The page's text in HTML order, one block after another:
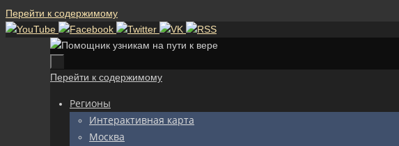
Перейти к содержимому
Перейти к содержимому
Регионы
Интерактивная карта
Москва